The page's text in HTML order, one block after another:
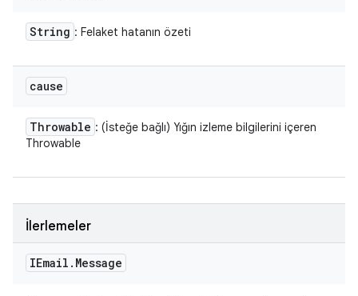
String : Felaket hatanın özeti
cause
Throwable : (İsteğe bağlı) Yığın izleme bilgilerini içeren
Throwable
İlerlemeler
IEmail . Message